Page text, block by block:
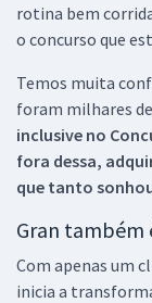
rotina bem
o concurso que
Temos muita
foram milhares
inclusive no
fora dessa,
que tanto
Gran também
Com apenas um
inicia a